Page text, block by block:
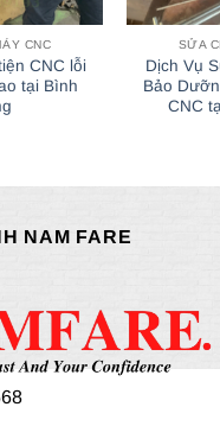
CNC
CNC lỗi
tại Bình
SỬA
Dịch Vụ
Bảo
CNC
NAM FARE